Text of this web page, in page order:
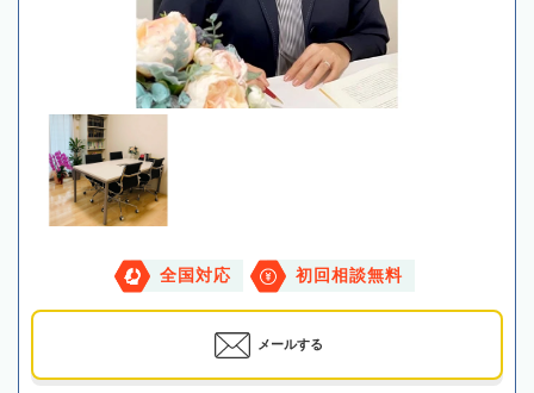
全国対応 初回相談無料
メールする